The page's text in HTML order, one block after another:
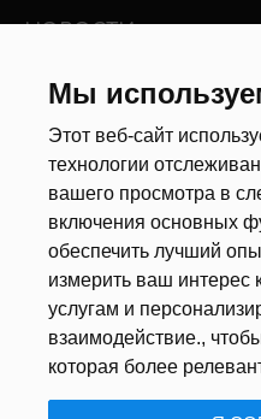
Мы
Этот веб-сайт
технологии
вашего просмотра в
включения основных
обеспечить лучший
измерить ваш интерес
услугам и
взаимодействие.,
которая более
НОВОСТИ
Новости рынка труда
Анкета
Калькулятор дат
Документы